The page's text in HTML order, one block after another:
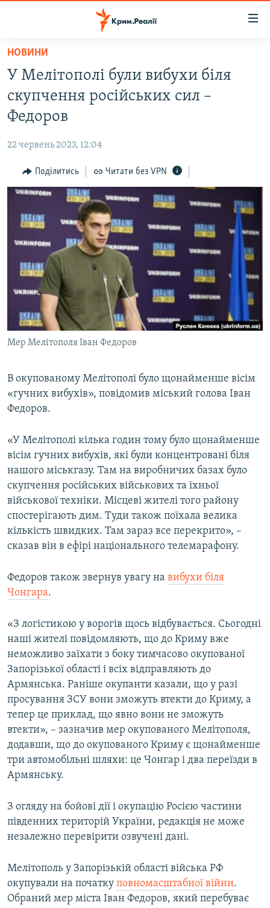
Перейти
основного
матеріалу
Перейти
до
основної
навігації
Перейти
до
пошуку
ВІДЕО ТА ФОТО
БЛОГИ
ПОГЛЯД
ІНТЕРВ'Ю
ВСЕ ЗА ДЕНЬ
СПЕЦПРОЕКТИ
ДЕПОРТАЦІЯ
ВІДЕОУРОКИ «ELIFBE»
СВІДЧЕННЯ ОКУПАЦІЇ
УКРАЇНСЬКА ПРОБЛЕМА КРИМУ
ІНФОГРАФІКА
ЯК ОБІЙТИ БЛОКУВАННЯ
Русский
Qırımtatar
ДОЛУЧАЙСЯ!
Усі сайти RFE/RL
НОВИНИ
У Мелітополі були вибухи біля
скупчення російських сил –
Федоров
22 червень 2023, 12:04
Поділитись Читати без VPN
Мер Мелітополя Іван Федоров
В окупованому Мелітополі було щонайменше вісім
«гучних вибухів», повідомив міський голова Іван
Федоров.
«У Мелітополі кілька годин тому було щонайменше
вісім гучних вибухів, які були концентровані біля
нашого міськгазу. Там на виробничих базах було
скупчення російських військових та їхньої
військової техніки. Місцеві жителі того району
спостерігають дим. Туди також поїхала велика
кількість швидких. Там зараз все перекрито», –
сказав він в ефірі національного телемарафону.
Федоров також звернув увагу на вибухи біля
Чонгара.
«З логістикою у ворогів щось відбувається. Сьогодні
наші жителі повідомляють, що до Криму вже
неможливо заїхати з боку тимчасово окупованої
Запорізької області і всіх відправляють до
Армянська. Раніше окупанти казали, що у разі
просування ЗСУ вони зможуть втекти до Криму, а
тепер це приклад, що явно вони не зможуть
втекти», – зазначив мер окупованого Мелітополя,
додавши, що до окупованого Криму є щонайменше
три автомобільні шляхи: це Чонгар і два переїзди в
Армянську.
З огляду на бойові дії і окупацію Росією частини
південних територій України, редакція не може
незалежно перевірити озвучені дані.
Мелітополь у Запорізькій області війська РФ
окупували на початку повномасштабної війни.
Обраний мер міста Іван Федоров, який перебуває